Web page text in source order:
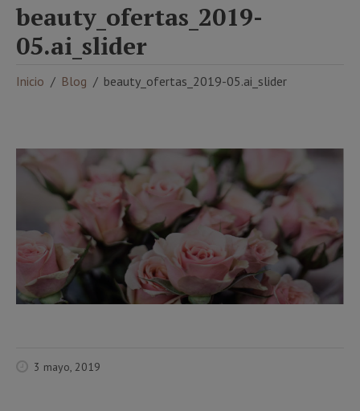
beauty_ofertas_2019-
05.ai_slider
Inicio Blog beauty_ofertas_2019-05.ai_slider
3 mayo, 2019